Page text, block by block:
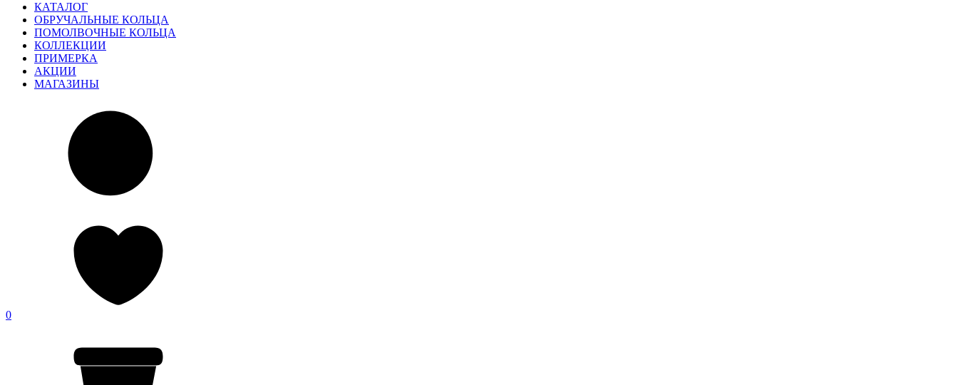
КАТАЛОГ
ОБРУЧАЛЬНЫЕ КОЛЬЦА
ПОМОЛВОЧНЫЕ КОЛЬЦА
КОЛЛЕКЦИИ
ПРИМЕРКА
АКЦИИ
МАГАЗИНЫ
0